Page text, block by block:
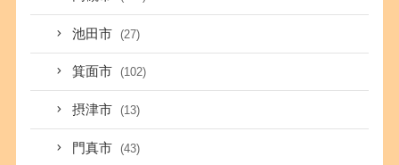
池田市 (27)
箕面市 (102)
摂津市 (13)
門真市 (43)